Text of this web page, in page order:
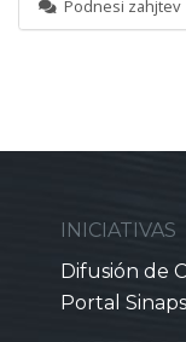
Podnesi zahjtev
INICIATIVAS
Difusión de
Portal